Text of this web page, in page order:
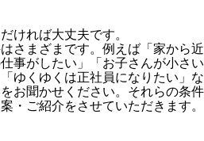
ければ大丈夫です。
さまざまです。例えば「家から近
事がしたい」「お子さんが小さい
ゆくゆくは正社員になりたい」な
お聞かせください。 それらの条件
・ご紹介をさせていただきます。